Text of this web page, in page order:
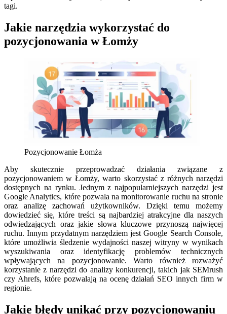
tagi.
Jakie narzędzia wykorzystać do
pozycjonowania w Łomży
Pozycjonowanie Łomża
Aby skutecznie przeprowadzać działania związane z
pozycjonowaniem w Łomży, warto skorzystać z różnych narzędzi
dostępnych na rynku. Jednym z najpopularniejszych narzędzi jest
Google Analytics, które pozwala na monitorowanie ruchu na stronie
oraz analizę zachowań użytkowników. Dzięki temu możemy
dowiedzieć się, które treści są najbardziej atrakcyjne dla naszych
odwiedzających oraz jakie słowa kluczowe przynoszą najwięcej
ruchu. Innym przydatnym narzędziem jest Google Search Console,
które umożliwia śledzenie wydajności naszej witryny w wynikach
wyszukiwania oraz identyfikację problemów technicznych
wpływających na pozycjonowanie. Warto również rozważyć
korzystanie z narzędzi do analizy konkurencji, takich jak SEMrush
czy Ahrefs, które pozwalają na ocenę działań SEO innych firm w
regionie.
Jakie błędy unikać przy pozycjonowaniu